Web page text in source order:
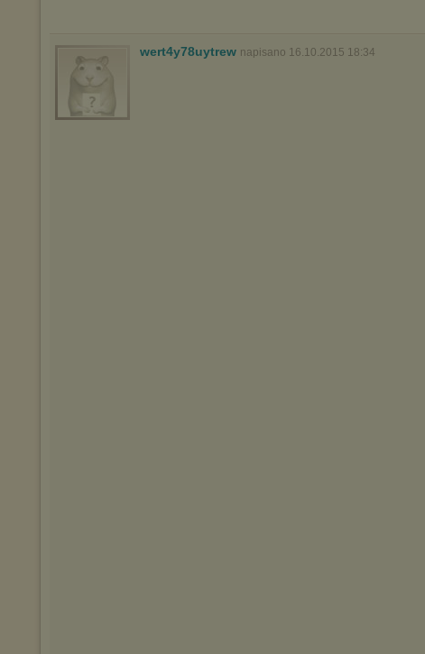
Istnieje możliwość zmiany ustawień przeglądarki internetowej w
sposób uniemożliwiający przechowywanie plików cookies na
urządzeniu końcowym. Można również usunąć pliki cookies,
dokonując odpowiednich zmian w ustawieniach przeglądarki
wert4y78uytrew napisano 16.10.2015 18:34